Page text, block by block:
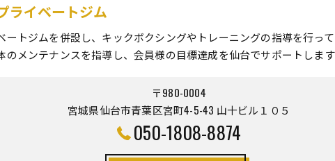
ライベートジム
ートジムを併設し、キックボクシングやトレーニングの指導を行っ
のメンテナンスを指導し、会員様の目標達成を仙台でサポートしま
〒980-0004
宮城県仙台市青葉区宮町4-5-43 山十ビル１０５
050-1808-8874